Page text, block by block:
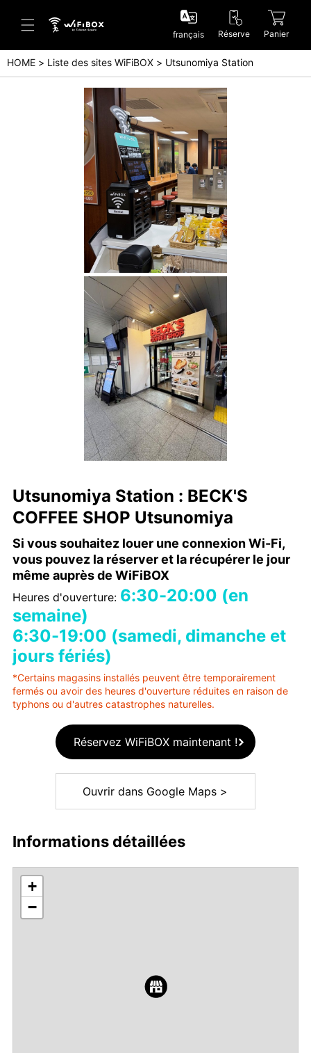
Aide/Contactez-nous
Centre d'aide (Japanese)
Centre d'aide (English)
Enquête (Japanese)
Enquête (English)
français Réserve Panier
HOME Liste des sites WiFiBOX Utsunomiya Station
Utsunomiya Station : BECK'S
COFFEE SHOP Utsunomiya
Si vous souhaitez louer une connexion Wi-Fi,
vous pouvez la réserver et la récupérer le jour
même auprès de WiFiBOX
Heures d'ouverture: 6:30-20:00 (en
semaine)
6:30-19:00 (samedi, dimanche et
jours fériés)
*Certains magasins installés peuvent être temporairement
fermés ou avoir des heures d'ouverture réduites en raison de
typhons ou d'autres catastrophes naturelles.
Réservez WiFiBOX maintenant !
Ouvrir dans Google Maps >
Informations détaillées
+
−